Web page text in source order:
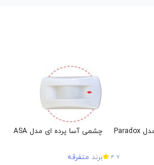
چشمی آسا 360 درجه مدل Paradox
4.7
چشمی آسا پرده ای مدل ASA
برند متفرقه